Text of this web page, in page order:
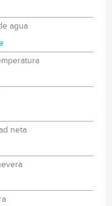
agua
neta